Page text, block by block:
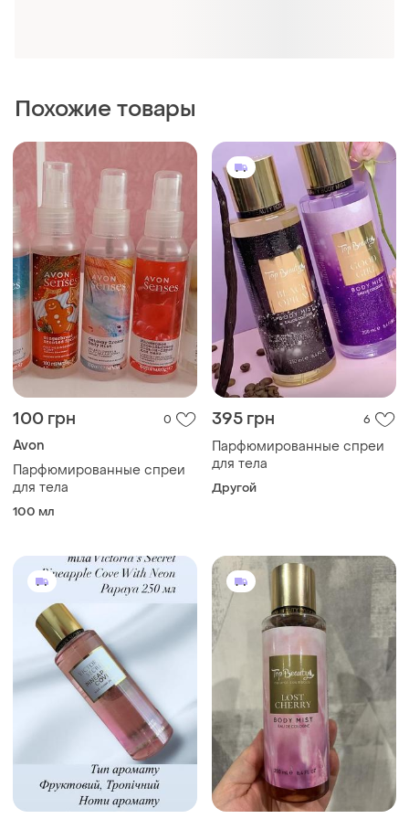
100 грн
Avon
Парфюмированные спреи
для тела
395 грн 6
Парфюмированные спреи
для тела
Другой
5
Парфюмированные спреи
250 мл
391 грн
Парфюмированные спреи
для тела
250 мл